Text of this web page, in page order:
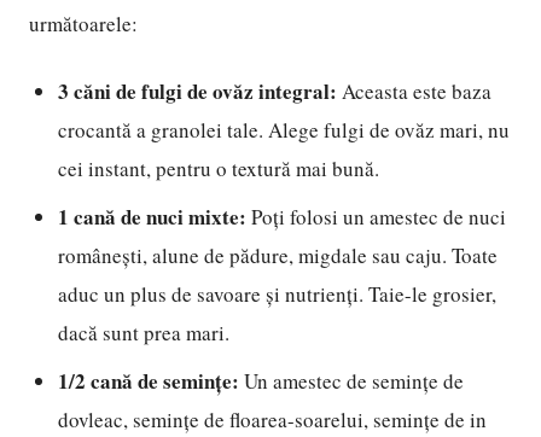
următoarele:
3 căni de fulgi de ovăz integral: Aceasta este baza
crocantă a granolei tale. Alege fulgi de ovăz mari, nu
cei instant, pentru o textură mai bună.
1 cană de nuci mixte: Poți folosi un amestec de nuci
românești, alune de pădure, migdale sau caju. Toate
aduc un plus de savoare și nutrienți. Taie-le grosier,
dacă sunt prea mari.
1/2 cană de semințe: Un amestec de semințe de
dovleac, semințe de floarea-soarelui, semințe de in